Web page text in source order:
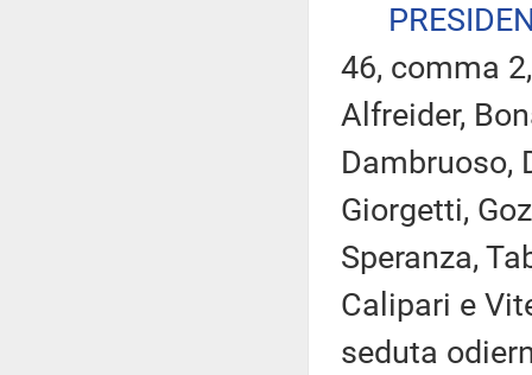
46, comma
Alfreider,
Dambruoso,
Giorgetti,
Speranza,
Calipari e
seduta